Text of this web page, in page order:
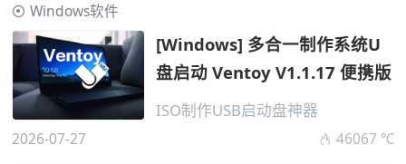
Windows软件
[Windows] 多合一制作系统U
盘启动 Ventoy V1.1.17 便携版
ISO制作USB启动盘神器
2026-07-27 46067 ℃